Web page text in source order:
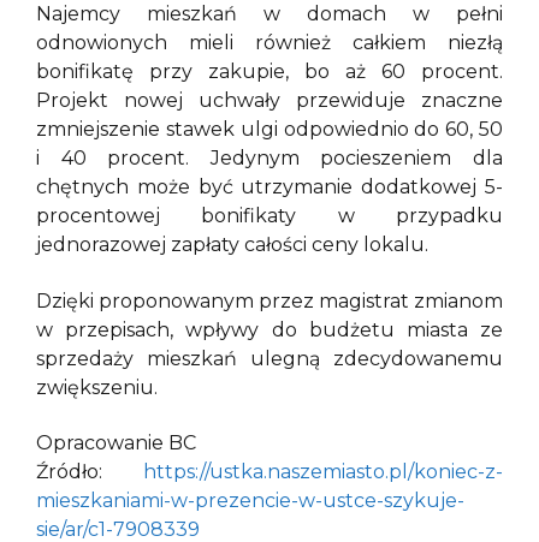
Najemcy mieszkań w domach w pełni
odnowionych mieli również całkiem niezłą
bonifikatę przy zakupie, bo aż 60 procent.
Projekt nowej uchwały przewiduje znaczne
zmniejszenie stawek ulgi odpowiednio do 60, 50
i 40 procent. Jedynym pocieszeniem dla
chętnych może być utrzymanie dodatkowej 5-
procentowej bonifikaty w przypadku
jednorazowej zapłaty całości ceny lokalu.
Dzięki proponowanym przez magistrat zmianom
w przepisach, wpływy do budżetu miasta ze
sprzedaży mieszkań ulegną zdecydowanemu
zwiększeniu.
Opracowanie BC
Źródło:
https://ustka.naszemiasto.pl/koniec-z-
mieszkaniami-w-prezencie-w-ustce-szykuje-
sie/ar/c1-7908339